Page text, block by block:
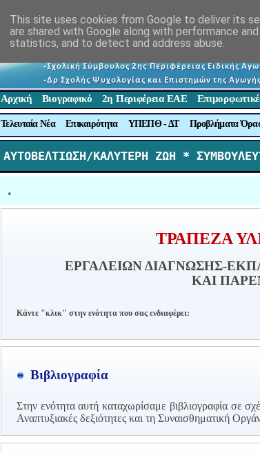
Αρχική Βιογραφικό 2η Περιφέρεια ΕΑΕ
Τελευταία Νέα Επικαιρότητα ΥΠΕΠΘ - ΔΤ Προβλήματα
ΑΥΤΟΒΕΛΤΙΩΣΗ/ΚΑΛΥΤΕΡΗ ΖΩΗ *
.
ΤΡΑΠΕΖΑ
ΕΡΓΑΛΕΙΩΝ ΔΙΑΓΝΩΣΗΣ-
ΚΑΙ
Κάντε "κλικ" στην ενότητα που σας ενδιαφέρει:
Βιβλιογραφία
Στην ενότητα αυτή καταχωρίσαμε βιβλιογραφία σε
Αναπτυξιακές δεξιότητες και τη Συναισθηματική
This site uses cookies from Google to deliver its
are shared with Google along with performance
statistics, and to detect and address abuse.